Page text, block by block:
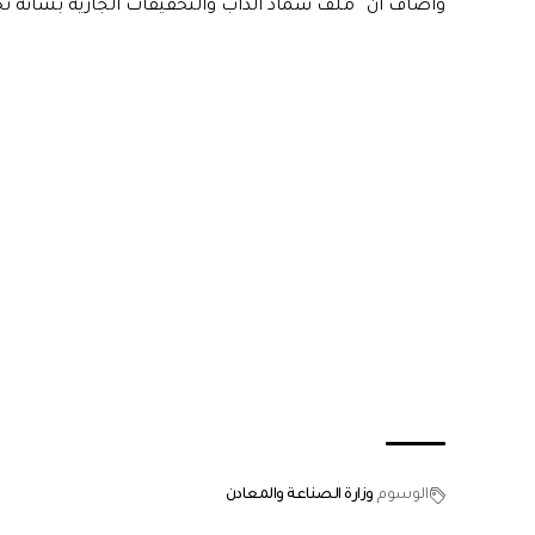
وأضاف أن “ملف سماد الداب والتحقيقات الجارية
الوسوم وزارة الصناعة والمعادن